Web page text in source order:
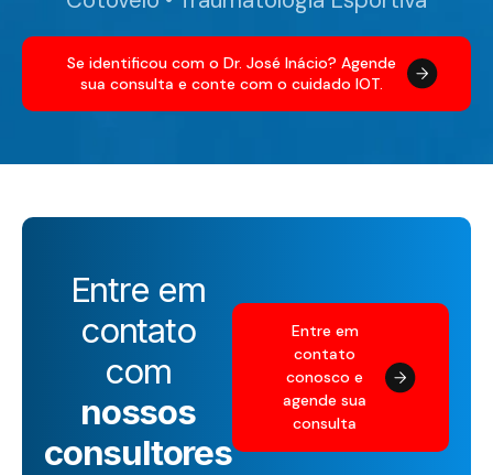
Se identificou com o Dr. José Inácio? Agende
sua consulta e conte com o cuidado IOT.
Entre em
contato
com
nossos
consultores
Entre em
contato
conosco e
agende sua
consulta